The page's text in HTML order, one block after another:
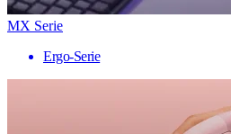
MX Serie
Ergo-Serie